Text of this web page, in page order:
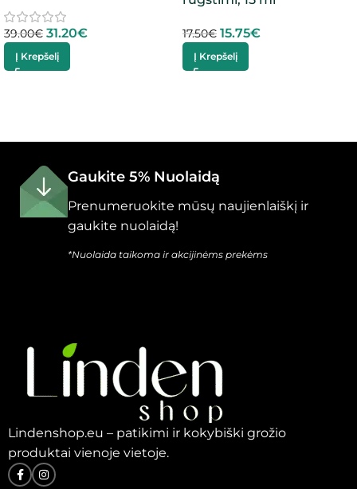
39.00€ 31.20€
Į Krepšelį
17.50€ 15.75€
Į Krepšelį
Gaukite 5% Nuolaidą
Prenumeruokite mūsų naujienlaiškį ir
gaukite nuolaidą!
*Nuolaida taikoma ir akcijinėms prekėms
Lindenshop.eu – patikimi ir kokybiški grožio
produktai vienoje vietoje.